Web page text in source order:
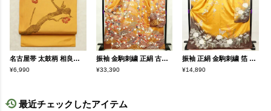
名古屋帯 太鼓柄 相良刺繍 正絹 木の葉・植物柄 名古屋仕立て なごや帯 リサイクル帯 帯 シンプル 洒落 黄・黄土色
¥6,990
振袖 金駒刺繍 正絹 古典柄 袷仕立て 身丈168cm 裄丈67.5cm リサイクル着物 帯 金彩 成人式 二十歳 二十歳の集い フォーマル 華やか 黄・黄土色
¥33,390
振袖 正絹 金駒刺繍 箔 蝶 花柄 袷仕立て 身丈175cm 裄丈68cm 黄・黄土色
¥14,890
最近チェックしたアイテム